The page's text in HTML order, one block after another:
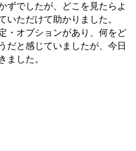
ずでしたが、どこを見たらよ
いただけて助かりました。
・オプションがあり、何をど
だと感じていましたが、今日
ました。